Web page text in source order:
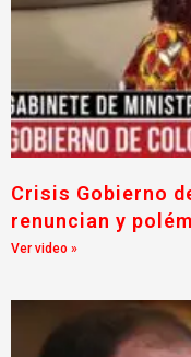
Crisis Gobierno
renuncian y
Ver video »